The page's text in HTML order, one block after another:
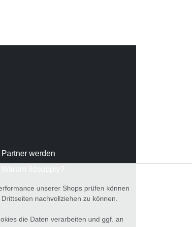
Partner werden
unserer Shops prüfen können
nachvollziehen zu können.
die Daten verarbeiten und ggf. an